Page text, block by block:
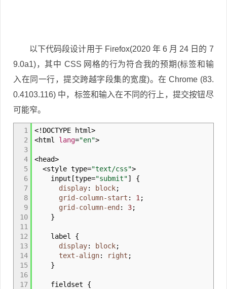
以下代码段设计用于 Firefox(2020 年 6 月 24 日的 7
9.0a1)，其中 CSS 网格的行为符合我的预期(标签和输
入在同一行，提交跨越字段集的宽度)。在 Chrome (83.
0.4103.116) 中，标签和输入在不同的行上，提交按钮尽
可能窄。
1
2
3
4
5
6
7
8
9
10
11
12
13
14
15
16
17
<!DOCTYPE html>
<html lang="en">
<head>
<style type="text/css">
input [type="submit"]
{
display: block;
grid-column-start : 1 ;
grid-column-end : 3;
}
label {
display: block;
text-align: right ;
}
fieldset {